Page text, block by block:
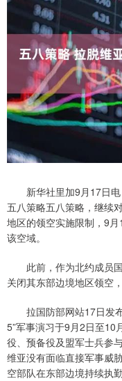
新华社里加9月17日电
五八策略五八策略，继续
地区的领空实施限制，9
该空域。
此前，作为北约成员国
关闭其东部边境地区领空
拉国防部网站17日发布
5”军事演习于9月2日至10
役、预备役及盟军士兵参
维亚没有面临直接军事威
空部队在东部边境持续执